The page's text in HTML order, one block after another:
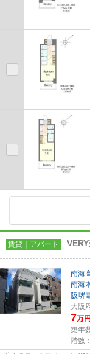
賃貸｜アパート
南海
南海
阪堺
大阪
7万円
築年
階数